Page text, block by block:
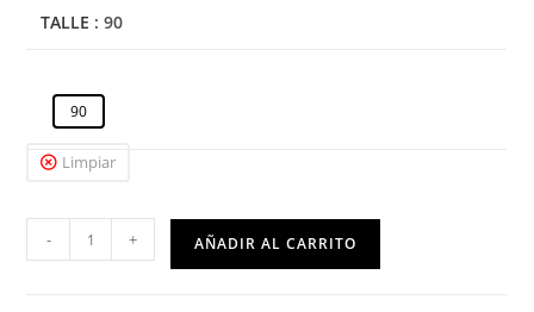
TALLE : 90
90
Limpiar
- + AÑADIR AL CARRITO